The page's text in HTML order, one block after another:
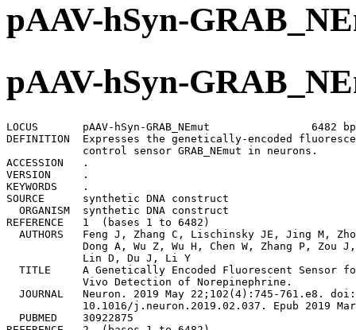
pAAV-hSyn-
pAAV-hSyn-
LOCUS       pAAV-hSyn-GRAB_NEmut                6482 bp DNA     circular SYN 21-APR-2023
DEFINITION  Expresses the genetically-encoded fluorescent norepinephrine(NE) 
            control sensor GRAB_NEmut in neurons.
ACCESSION   .
VERSION     .
KEYWORDS    .
SOURCE      synthetic DNA construct
  ORGANISM  synthetic DNA construct
REFERENCE   1  (bases 1 to 6482)
  AUTHORS   Feng J, Zhang C, Lischinsky JE, Jing M, Zhou J, Wang H, Zhang Y, 
            Dong A, Wu Z, Wu H, Chen W, Zhang P, Zou J, Hires SA, Zhu JJ, Cui G,
            Lin D, Du J, Li Y
  TITLE     A Genetically Encoded Fluorescent Sensor for Rapid and Specific In 
            Vivo Detection of Norepinephrine.
  JOURNAL   Neuron. 2019 May 22;102(4):745-761.e8. doi: 
            10.1016/j.neuron.2019.02.037. Epub 2019 Mar 25.
  PUBMED    30922875
REFERENCE   2  (bases 1 to 6482)
  AUTHORS   .
  TITLE     Direct Submission
  JOURNAL   Exported Apr 27, 2026 from SnapGene 6.0.2
            https://www.biofeng.com
COMMENT     SGRef: number: 1; type: "Journal Article"; doi: 
            "10.1016/j.neuron.2019.02.037"; journalName: "Neuron"; date: 
            "2019-05-22- 22"; volume: "102"; issue: "4"; pages: "745-761.e8"
FEATURES             Location/Qualifiers
     source          1..6482
                     /mol_type="other DNA"
                     /organism="synthetic DNA construct"
     repeat_region   68..197
                     /label=AAV2 ITR (alternate)
                     /note="Functional equivalent of wild-type AAV2 ITR"
     promoter        198..641
                     /label=hSyn
     primer_bind     547..566
                     /label=HSYN-F
     regulatory      648..657
                     /label=Kozak sequence
                     /note="vertebrate consensus sequence for strong initiation 
                     of translation (Kozak, 1987)"
                     /regulatory_class="other"
     sig_peptide     654..716
                     /codon_start=1
                     /product="leader sequence from mouse immunoglobulin kappa 
                     light chain"
                     /label=Ig-kappa leader
                     /translation="METDTLLLWVLLLWVPGSTGD"
     protein_bind    717..741
                     /gene="mutant version of attB"
                     /label=attB1
                     /bound_moiety="BP Clonase(TM)"
                     /note="recombination site for the Gateway(R) BP reaction"
     CDS             741..2651
                     /codon_start=1
                     /label=GRAB_NEmut
                     /translation="TTGGSLQPDAGNASWNGTEAPGGGARATPYSLQVTLTLVCLAGLL
                     MLLTVFGNVLVIIAVFTSRALKAPQNLFLVSLASADILVATLVIPFSLANEVMGYWYFG
                     KAWCEIYLALDVLFCTSSIVHLCAISLDRYWSITQAIEYNLKRTPRRIKAIIITVWVIS
                     AVISFPPLISIEKKGGGGGPQPAEPRCEINDQKWYVISSCIGAFFAPCLIMILVYVRIY
                     QIAKRRTRVPPSRRGPDAVAAPPGGTERRPNGLGPERSAGPGGAEAEPLPTQLNGAPGE
                     PAPAGPRDTDALDLEEGGNVYIKADKQKNGIKANFHIRHNIEDGGVQLAYHYQQNTPIG
                     DGPVLLPDNHYLSVQSKLSKDPNEKRDHMVLLEFVTAAGITLGMDELYKGGTGGSMVRK
                     GEELFTGVVPILVELDGDVNGHKFSVSGEGEGDATYGKLTLKFICTTGKLPVPWPTLVT
                     TLTYGVQCFSRYPDHMKQHDFFKSAMPEGYIQERTIFFKDDGNYKTRAEVKFEGDTLVN
                     RIELKGIDFKEDGNILGHKLEYNTGAAARWRGRQNREKRFTFVLAVVIGVFVVCWFPFF
                     FTYTLTAVGCSVPRTLFKFFFWFGYCNSSLNPVIYTIFNHDFRRAFKKILCRGDRKRIV
                     L"
     primer_bind     1330..1354
                     /label=WKG122-F
     primer_bind     1844..1865
                     /label=EGFP-C
                     /note="EGFP, forward primer"
     primer_bind     complement(1971..1992)
                     /label=EGFP-N
                     /note="EGFP, reverse primer"
     primer_bind     complement(2232..2251)
                     /label=EXFP-R
                     /note="For distinguishing EGFP variants, reverse primer"
     misc_feature    2676..3264
                     /label=WPRE
                     /note="woodchuck hepatitis virus posttranscriptional 
                     regulatory element"
     primer_bind     complement(2729..2749)
                     /label=WPRE-R
                     /note="WPRE, reverse primer"
     CDS             complement(3147..3158)
                     /codon_start=1
                     /product="Factor Xa recognition and cleavage site"
                     /label=Factor Xa site
                     /translation="IEGR"
     polyA_signal    3296..3772
                     /label=hGH poly(A) signal
                     /note="human growth hormone polyadenylation signal"
     primer_bind     complement(3495..3514)
                     /label=hGH-PA-R
                     /note="Human growth hormone terminator, reverse primer"
     repeat_region   3812..3952
                     /label=AAV2 ITR
                     /note="inverted terminal repeat of adeno-associated virus 
                     serotype 2"
     repeat_region   3812..3941
                     /label=AAV2 ITR
     rep_origin      4027..4482
                     /direction=RIGHT
                     /label=f1 ori
                     /note="f1 bacteriophage origin of replication; arrow 
                     indicates direction of (+) strand synthesis"
     primer_bind     complement(4114..4133)
                     /label=F1ori-R
                     /note="F1 origin, reverse primer"
     primer_bind     4324..4345
                     /label=F1ori-F
                     /note="F1 origin, forward primer"
     primer_bind     complement(4499..4518)
                     /label=pRS-marker
                     /note="pRS vectors, use to sequence yeast selectable 
                     marker"
     primer_bind     4618..4640
                     /label=pGEX 3'
                     /note="pGEX vectors, reverse primer"
     primer_bind     complement(4678..4696)
                     /label=pBRforEco
                     /note="pBR322 vectors, upsteam of EcoRI site, forward 
                     primer"
     promoter        4764..4868
                     /gene="bla"
                     /label=AmpR promoter
     CDS             4869..5729
                     /codon_start=1
                     /gene="bla"
                     /product="beta-